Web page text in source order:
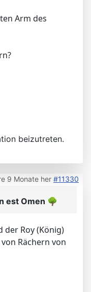
Arm des
beizutreten.
9 Monate her #11330
est Omen 🌳
der Roy (König)
Rächern von